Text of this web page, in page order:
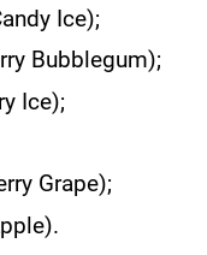
Ice);
Bubblegum);
Ice);
Grape);
.